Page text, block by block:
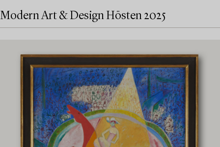
Modern Art & Design Hösten 2025